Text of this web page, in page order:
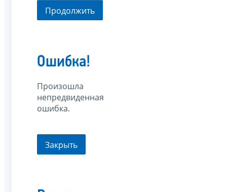
Продолжить
Ошибка!
Произошла
непредвиденная
ошибка.
Закрыть